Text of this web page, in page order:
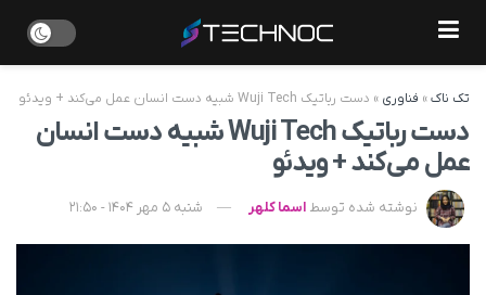
تک ناک» فناوری » دست رباتیک Wuji Tech شبیه دست انسان عمل می‌کند + ویدئو
دست رباتیک Wuji Tech شبیه دست انسان
عمل می‌کند + ویدئو
نوشته شده توسط اسما کلهر شنبه 5 مهر 1404 - 21:50